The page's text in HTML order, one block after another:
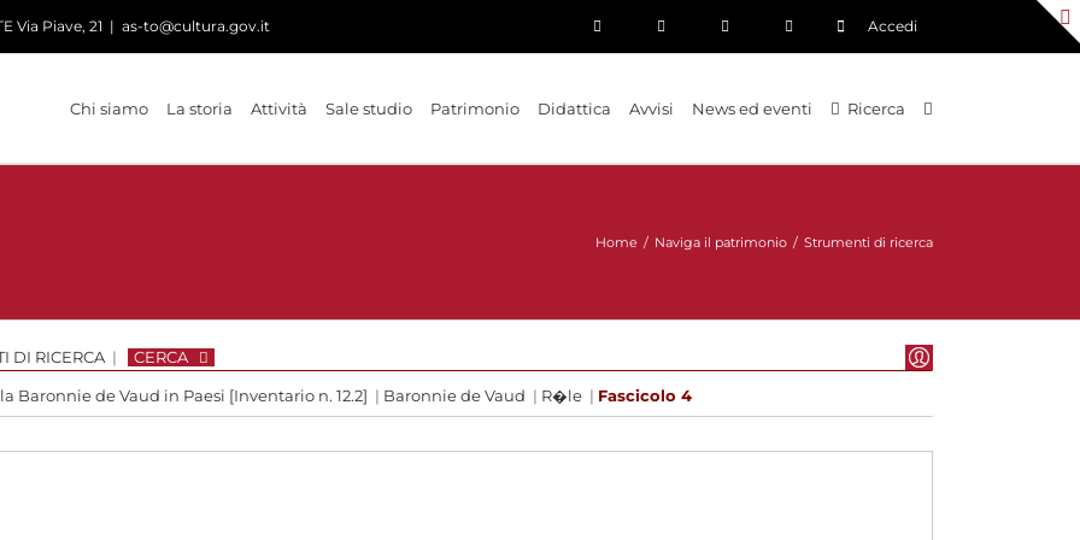
Via Piave, 21 | as-to@cultura.gov.it Accedi
Chi siamo La storia Attività Sale studio Patrimonio Didattica Avvisi News ed eventi Ricerca
Home / Naviga il patrimonio / Strumenti di ricerca
DI RICERCA | CERCA
Baronnie de Vaud in Paesi [Inventario n. 12.2] | Baronnie de Vaud | R�le | Fascicolo 4